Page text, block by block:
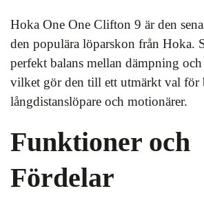
Hoka One One Clifton 9 är den
den populära löparskon från Hoka.
perfekt balans mellan dämpning
vilket gör den till ett utmärkt val för
långdistanslöpare och motionärer.
Funktioner och
Fördelar